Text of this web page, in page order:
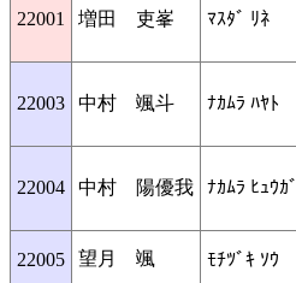
22001 増田 吏峯 ﾏｽﾀﾞ ﾘﾈ
22003 中村 颯斗 ﾅｶﾑﾗ ﾊﾔﾄ
22004 中村 陽優我 ﾅｶﾑﾗ ﾋｭｳｶﾞ
22005 望月 颯 ﾓﾁﾂﾞｷ ｿｳ